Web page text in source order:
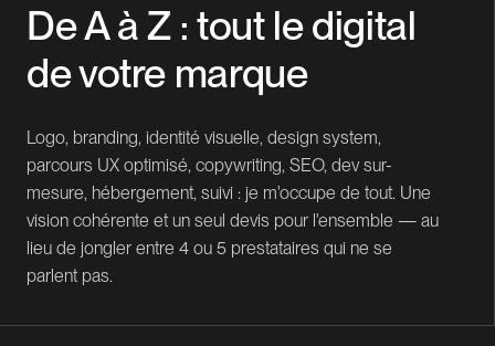
De A à Z : tout le digital
de votre marque
Logo, branding, identité visuelle, design system,
parcours UX optimisé, copywriting, SEO, dev sur-
mesure, hébergement, suivi : je m'occupe de tout. Une
vision cohérente et un seul devis pour l'ensemble — au
lieu de jongler entre 4 ou 5 prestataires qui ne se
parlent pas.